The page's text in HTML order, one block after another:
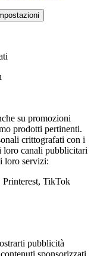
su promozioni
prodotti pertinenti.
crittografati con i
loro canali pubblicitari
loro servizi:
TikTok
pubblicità